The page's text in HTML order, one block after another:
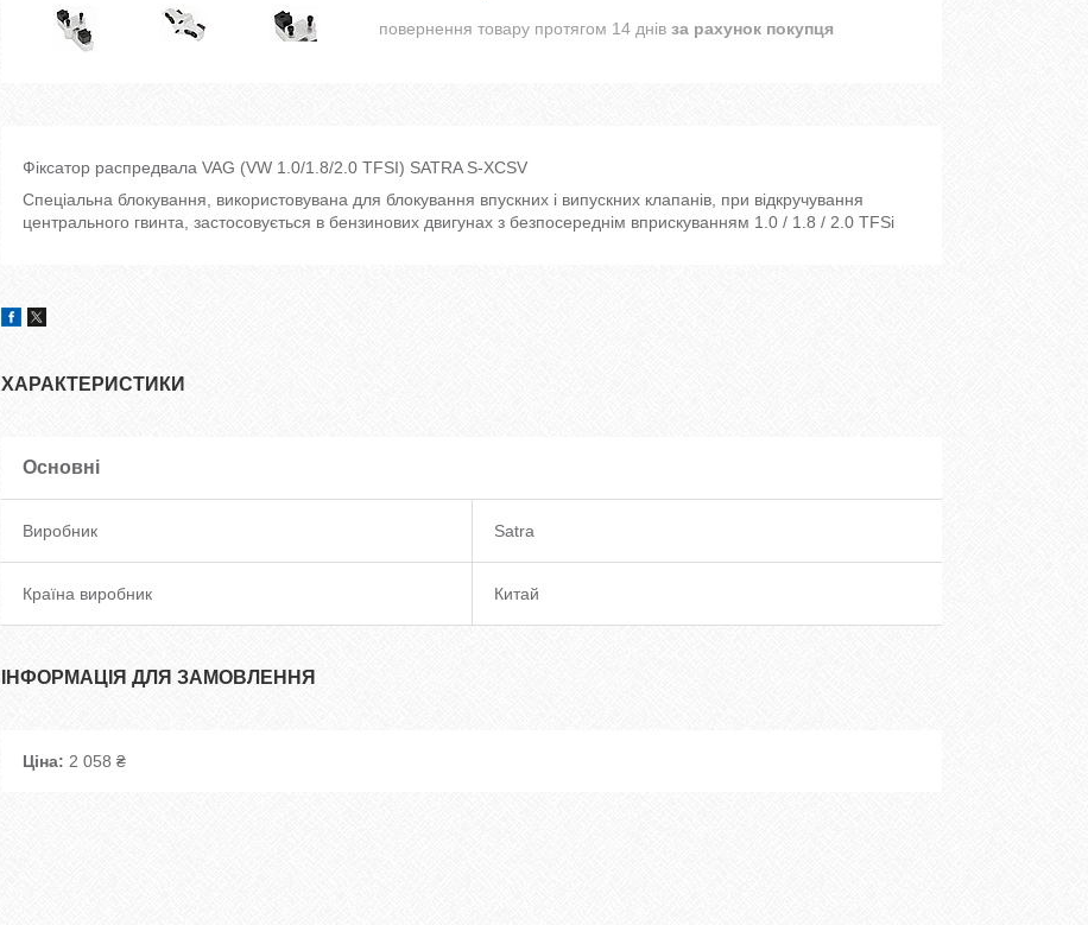
повернення товару протягом 14 днів за рахунок покупця
Фіксатор распредвала VAG (VW 1.0/1.8/2.0 TFSI) SATRA S-XCSV
Спеціальна блокування, використовувана для блокування впускних і випускних клапанів, при відкручування
центрального гвинта, застосовується в бензинових двигунах з безпосереднім вприскуванням 1.0 / 1.8 / 2.0 TFSi
ХАРАКТЕРИСТИКИ
Основні
Виробник Satra
Країна виробник Китай
ІНФОРМАЦІЯ ДЛЯ ЗАМОВЛЕННЯ
Ціна: 2 058 ₴